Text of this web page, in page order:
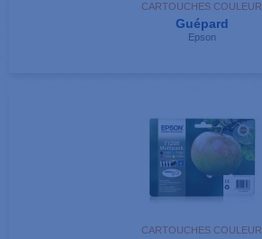
CARTOUCHES COULEUR
Guépard
Epson
CARTOUCHES COULEUR